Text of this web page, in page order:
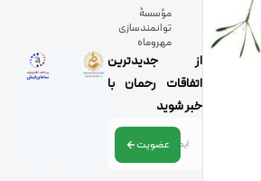
مؤسسۀ
توانمندسازی
مهروماه
از جدیدترین
اتفاقات رحمان با
خبر شوید
عضویت